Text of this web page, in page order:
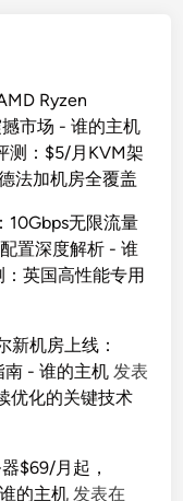
Ryzen
市场 - 谁的主机
测：$5/月KVM架
法加机房全覆盖
10Gbps无限流量
置深度解析 - 谁
英国高性能专用
新机房上线：
南 - 谁的主机 发表
优化的关键技术
$69/月起，
的主机 发表在